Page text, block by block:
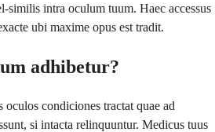
similis intra oculum tuum. Haec accessus
ubi maxime opus est tradit.
adhibetur?
condiciones tractat quae ad
si intacta relinquuntur. Medicus tuus